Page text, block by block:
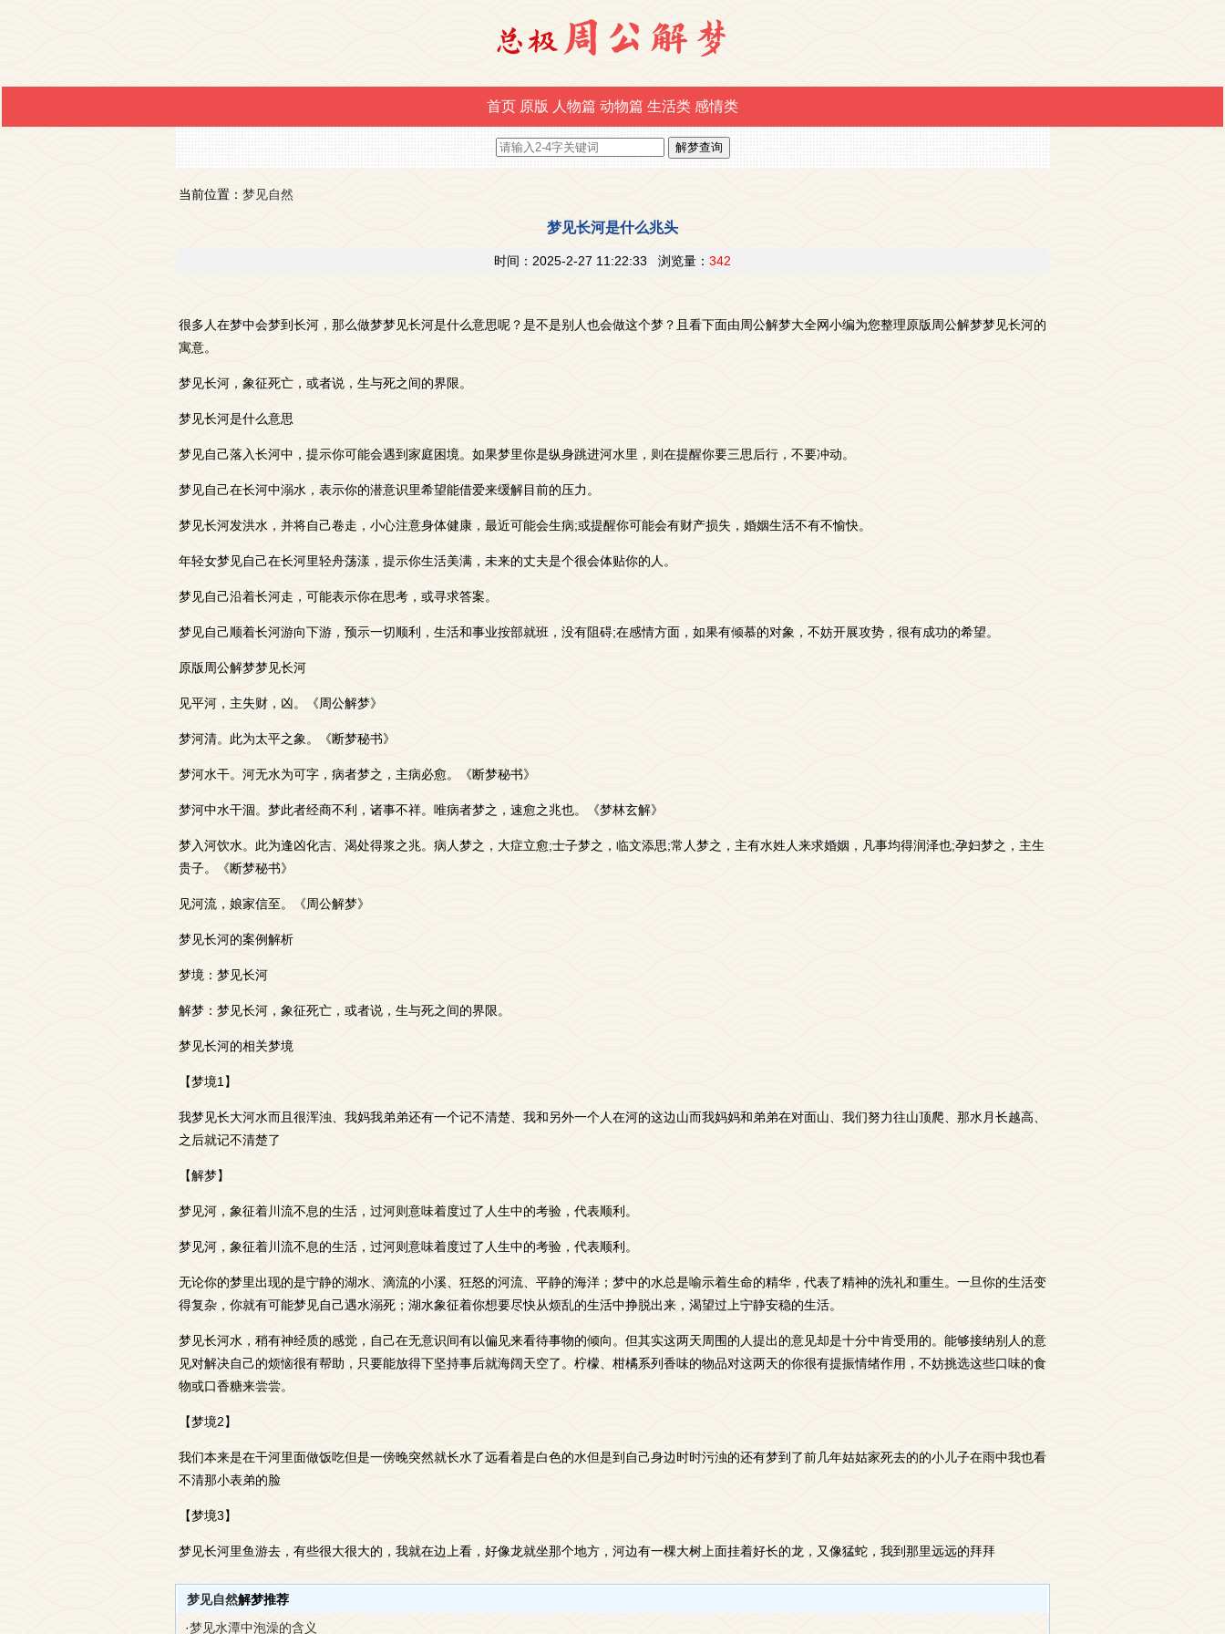
首页 原版 人物篇 动物篇 生活类 感情类
当前位置： 梦见自然
梦见长河是什么兆头
时间：2025-2-27 11:22:33 浏览量： 342
很多人在梦中会梦到长河，那么做梦梦见长河是什么意思呢？是不是别人也会做这个梦？且看下面由周公解梦大全网小编为您整理原版周公解梦梦见长河的
寓意。
梦见长河，象征死亡，或者说，生与死之间的界限。
梦见长河是什么意思
梦见自己落入长河中，提示你可能会遇到家庭困境。如果梦里你是纵身跳进河水里，则在提醒你要三思后行，不要冲动。
梦见自己在长河中溺水，表示你的潜意识里希望能借爱来缓解目前的压力。
梦见长河发洪水，并将自己卷走，小心注意身体健康，最近可能会生病;或提醒你可能会有财产损失，婚姻生活不有不愉快。
年轻女梦见自己在长河里轻舟荡漾，提示你生活美满，未来的丈夫是个很会体贴你的人。
梦见自己沿着长河走，可能表示你在思考，或寻求答案。
梦见自己顺着长河游向下游，预示一切顺利，生活和事业按部就班，没有阻碍;在感情方面，如果有倾慕的对象，不妨开展攻势，很有成功的希望。
原版周公解梦梦见长河
见平河，主失财，凶。《周公解梦》
梦河清。此为太平之象。《断梦秘书》
梦河水干。河无水为可字，病者梦之，主病必愈。《断梦秘书》
梦河中水干涸。梦此者经商不利，诸事不祥。唯病者梦之，速愈之兆也。《梦林玄解》
梦入河饮水。此为逢凶化吉、渴处得浆之兆。病人梦之，大症立愈;士子梦之，临文添思;常人梦之，主有水姓人来求婚姻，凡事均得润泽也;孕妇梦之，主生
贵子。《断梦秘书》
见河流，娘家信至。《周公解梦》
梦见长河的案例解析
梦境：梦见长河
解梦：梦见长河，象征死亡，或者说，生与死之间的界限。
梦见长河的相关梦境
【梦境1】
我梦见长大河水而且很浑浊、我妈我弟弟还有一个记不清楚、我和另外一个人在河的这边山而我妈妈和弟弟在对面山、我们努力往山顶爬、那水月长越高、
之后就记不清楚了
【解梦】
梦见河，象征着川流不息的生活，过河则意味着度过了人生中的考验，代表顺利。
梦见河，象征着川流不息的生活，过河则意味着度过了人生中的考验，代表顺利。
无论你的梦里出现的是宁静的湖水、滴流的小溪、狂怒的河流、平静的海洋；梦中的水总是喻示着生命的精华，代表了精神的洗礼和重生。一旦你的生活变
得复杂，你就有可能梦见自己遇水溺死；湖水象征着你想要尽快从烦乱的生活中挣脱出来，渴望过上宁静安稳的生活。
梦见长河水，稍有神经质的感觉，自己在无意识间有以偏见来看待事物的倾向。但其实这两天周围的人提出的意见却是十分中肯受用的。能够接纳别人的意
见对解决自己的烦恼很有帮助，只要能放得下坚持事后就海阔天空了。柠檬、柑橘系列香味的物品对这两天的你很有提振情绪作用，不妨挑选这些口味的食
物或口香糖来尝尝。
【梦境2】
我们本来是在干河里面做饭吃但是一傍晚突然就长水了远看着是白色的水但是到自己身边时时污浊的还有梦到了前几年姑姑家死去的的小儿子在雨中我也看
不清那小表弟的脸
【梦境3】
梦见长河里鱼游去，有些很大很大的，我就在边上看，好像龙就坐那个地方，河边有一棵大树上面挂着好长的龙，又像猛蛇，我到那里远远的拜拜
梦见自然解梦推荐
·梦见水潭中泡澡的含义